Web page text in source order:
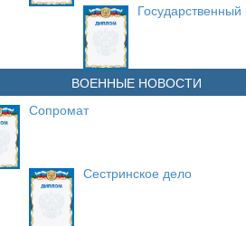
ВОЕННЫЕ НОВОСТИ
Сопромат
Сестринское дело